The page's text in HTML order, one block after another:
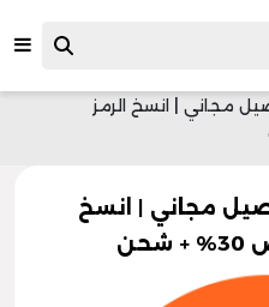
مجاني | انسخ الرمز
مجاني | انسخ